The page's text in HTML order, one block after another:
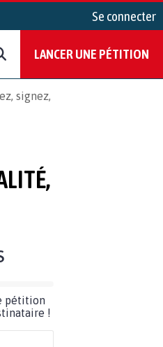
Se connecter
LANCER UNE PÉTITION
signez,
pétition
!